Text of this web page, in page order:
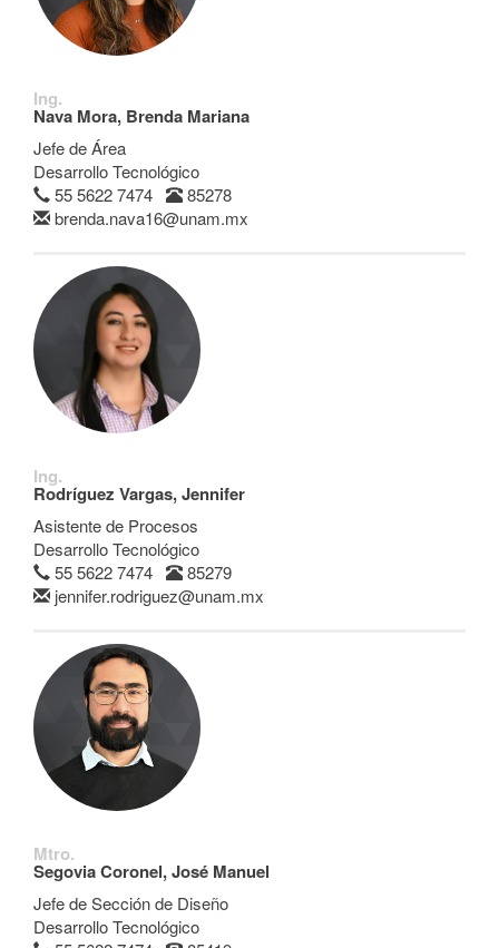
Ing.
Nava Mora, Brenda Mariana
Jefe de Área
Desarrollo Tecnológico
55 5622 7474
85278
brenda.nava16@unam.mx
Ing.
Rodríguez Vargas, Jennifer
Asistente de Procesos
Desarrollo Tecnológico
55 5622 7474
85279
jennifer.rodriguez@unam.mx
Mtro.
Segovia Coronel, José Manuel
Jefe de Sección de Diseño
Desarrollo Tecnológico